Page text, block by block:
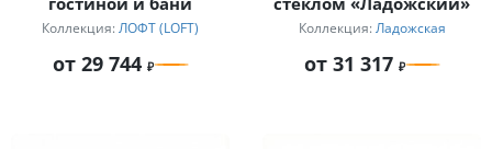
Коллекция: ЛОФТ (LOFT)
от 29 744
Коллекция: Ладожская
от 31 317